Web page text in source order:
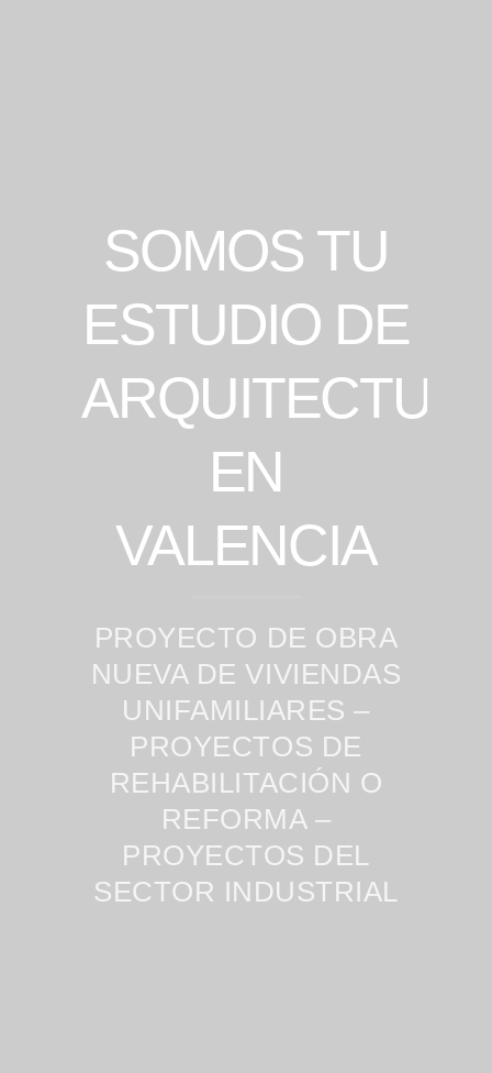
SOMOS TU
ESTUDIO DE
EN
VALENCIA
PROYECTO DE OBRA
NUEVA DE VIVIENDAS
UNIFAMILIARES –
PROYECTOS DE
REHABILITACIÓN O
REFORMA –
PROYECTOS DEL
SECTOR INDUSTRIAL